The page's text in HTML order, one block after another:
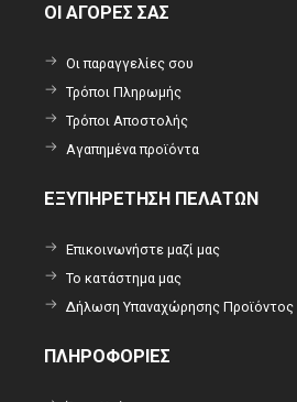
ΟΙ ΑΓΟΡΕΣ ΣΑΣ
Οι παραγγελίες σου
Τρόποι Πληρωμής
Τρόποι Αποστολής
Αγαπημένα προϊόντα
ΕΞΥΠΗΡΕΤΗΣΗ ΠΕΛΑΤΩΝ
Επικοινωνήστε μαζί μας
Το κατάστημα μας
Δήλωση Υπαναχώρησης Προϊόντος
ΠΛΗΡΟΦΟΡΙΕΣ